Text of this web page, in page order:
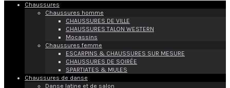
Chaussures
Chaussures homme
CHAUSSURES DE VILLE
CHAUSSURES TALON WESTERN
Mocassins
Chaussures femme
ESCARPINS & CHAUSSURES SUR MESURE
CHAUSSURES DE SOIRÉE
SPARTIATES & MULES
Chaussures de danse
Danse latine et de salon